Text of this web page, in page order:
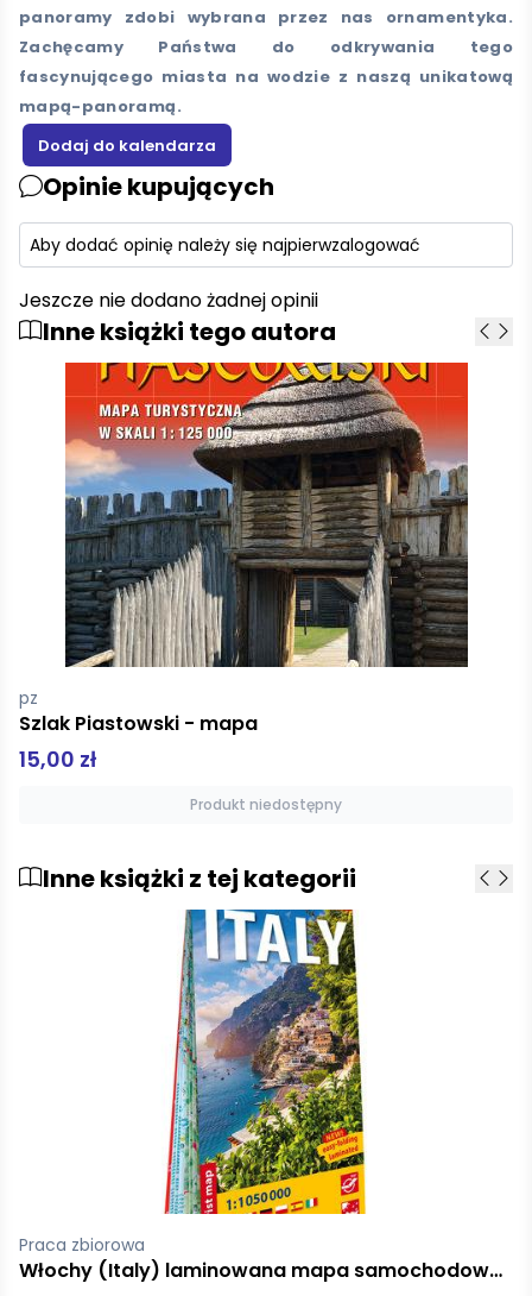
panoramy zdobi wybrana przez nas ornamentyka.
Zachęcamy Państwa do odkrywania tego
fascynującego miasta na wodzie z naszą unikatową
mapą-panoramą.
Opinie kupujących
Aby dodać opinię należy się najpierwzalogować
Jeszcze nie dodano żadnej opinii
Inne książki tego autora
pz
Szlak Piastowski - mapa
15,00 zł
Produkt niedostępny
Inne książki z tej kategorii
Praca zbiorowa
Włochy (Italy) laminowana mapa samochodowo-turystyczna 1:1 050 000